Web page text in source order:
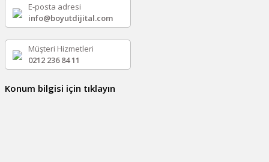
E-posta adresi
info@boyutdijital.com
Müşteri Hizmetleri
0212 236 84 11
Konum bilgisi için tıklayın